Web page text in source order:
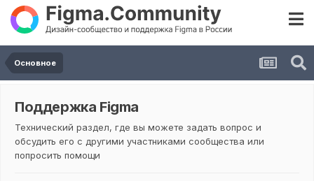
Основное
Поддержка Figma
Технический раздел, где вы можете задать вопрос и
обсудить его с другими участниками сообщества или
попросить помощи